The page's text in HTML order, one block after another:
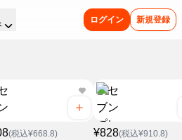
ログイン 新規登録
(税込¥668.8) ¥828(税込¥910.8)